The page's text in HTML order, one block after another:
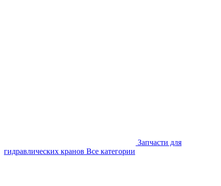
Запчасти для
гидравлических кранов Все категории